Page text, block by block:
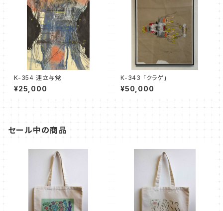
K-354 連立与党
¥25,000
K-343 「クラゲ」
¥50,000
セール中の商品